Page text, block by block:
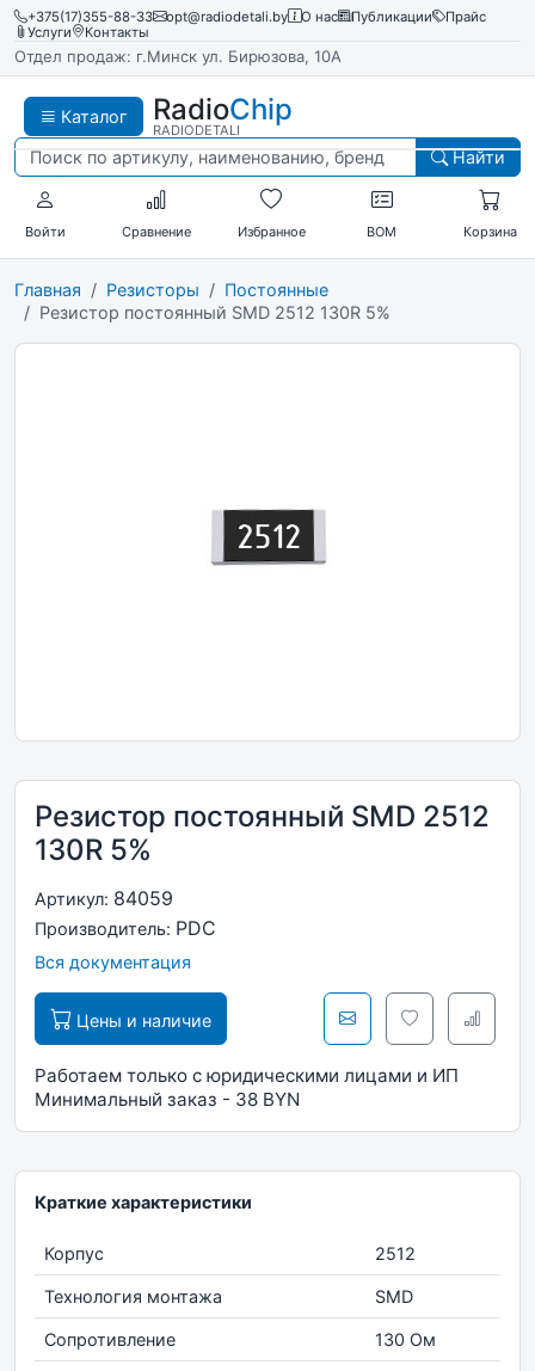
+375(17)355-88-33 opt@radiodetali.by О нас Публикации
Прайс
Услуги
Контакты
Отдел продаж: г.Минск ул. Бирюзова, 10А
Каталог RadioChip
RADIODETALI
Найти
Войти Сравнение Избранное BOM Корзина
Главная Резисторы
Постоянные
Резистор постоянный SMD 2512 130R 5%
Резистор постоянный SMD 2512
130R 5%
Артикул: 84059
Производитель: PDC
Вся документация
Цены и наличие
Работаем только с юридическими лицами и ИП
Минимальный заказ - 38 BYN
Краткие характеристики
Корпус 2512
Технология монтажа SMD
Сопротивление 130 Ом